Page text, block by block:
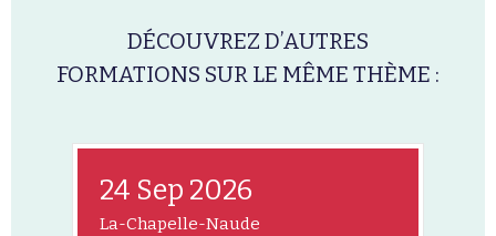
DÉCOUVREZ D’AUTRES
FORMATIONS SUR LE MÊME THÈME :
24 Sep 2026
La-Chapelle-Naude